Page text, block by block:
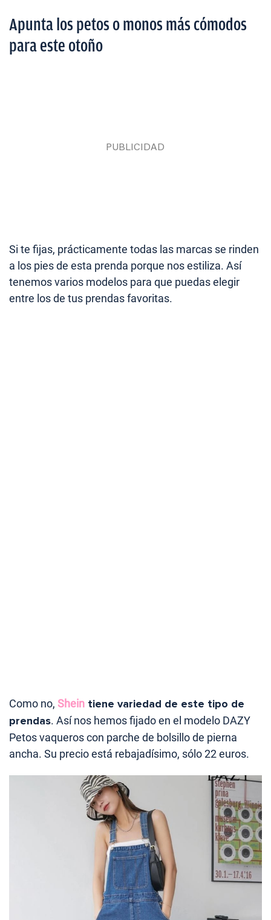
Apunta los petos o monos más cómodos
para este otoño
Si te fijas, prácticamente todas las marcas se rinden
a los pies de esta prenda porque nos estiliza. Así
tenemos varios modelos para que puedas elegir
entre los de tus prendas favoritas.
Como no, Shein tiene variedad de este tipo de
prendas. Así nos hemos fijado en el modelo DAZY
Petos vaqueros con parche de bolsillo de pierna
ancha. Su precio está rebajadísimo, sólo 22 euros.